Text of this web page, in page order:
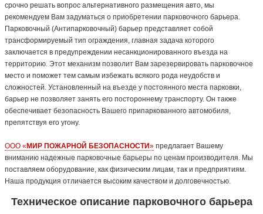
срочно решать вопрос альтернативного размещения авто, мы
рекомендуем Вам задуматься о приобретении парковочного барьера.
Парковочный (Антипарковочный) барьер представляет собой
трансформируемый тип ограждения, главная задача которого
заключается в предупреждении несанкционированного въезда на
территорию. Этот механизм позволит Вам зарезервировать парковочное
место и поможет тем самым избежать всякого рода неудобств и
сложностей. Установленный на въезде у постоянного места парковки,
барьер не позволяет занять его постороннему транспорту. Он также
обеспечивает безопасность Вашего припаркованного автомобиля,
препятствуя его угону.
OOO «МИР ПОЖАРНОЙ БЕЗОПАСНОСТИ» предлагает Вашему
вниманию надежные парковочные барьеры по ценам производителя. Мы
поставляем оборудование, как физическим лицам, так и предприятиям.
Наша продукция отличается высоким качеством и долговечностью.
Техническое описание парковочного барьера